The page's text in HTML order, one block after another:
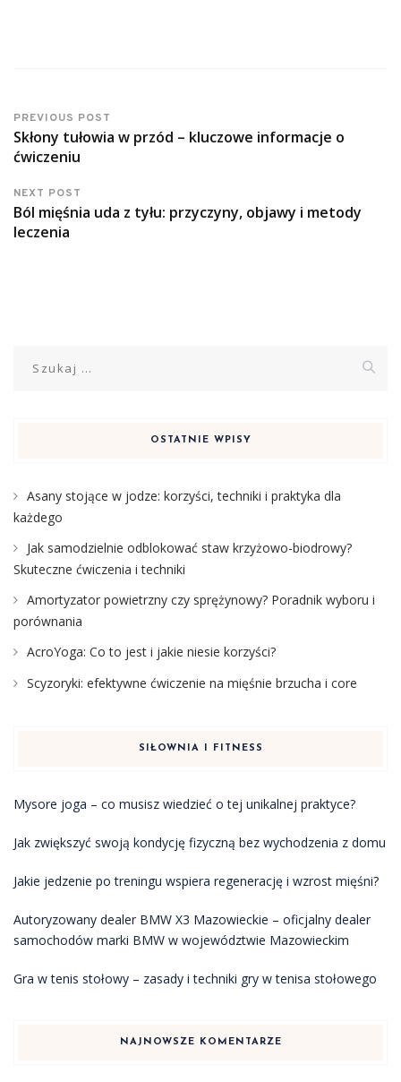
PREVIOUS POST
Skłony tułowia w przód – kluczowe informacje o
ćwiczeniu
NEXT POST
Ból mięśnia uda z tyłu: przyczyny, objawy i metody
leczenia
OSTATNIE WPISY
Asany stojące w jodze: korzyści, techniki i praktyka dla
każdego
Jak samodzielnie odblokować staw krzyżowo-biodrowy?
Skuteczne ćwiczenia i techniki
Amortyzator powietrzny czy sprężynowy? Poradnik wyboru i
porównania
AcroYoga: Co to jest i jakie niesie korzyści?
Scyzoryki: efektywne ćwiczenie na mięśnie brzucha i core
SIŁOWNIA I FITNESS
Mysore joga – co musisz wiedzieć o tej unikalnej praktyce?
Jak zwiększyć swoją kondycję fizyczną bez wychodzenia z domu
Jakie jedzenie po treningu wspiera regenerację i wzrost mięśni?
Autoryzowany dealer BMW X3 Mazowieckie – oficjalny dealer
samochodów marki BMW w województwie Mazowieckim
Gra w tenis stołowy – zasady i techniki gry w tenisa stołowego
NAJNOWSZE KOMENTARZE